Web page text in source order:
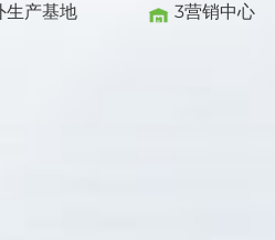
生产基地 3营销中心